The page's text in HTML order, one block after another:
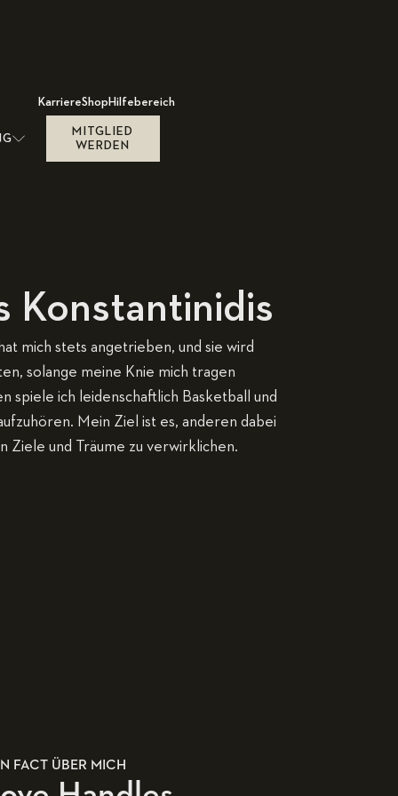
KarriereShop Hilfebereich
MITGLIED
WERDEN
Konstantinidis
mich stets angetrieben, und sie wird
solange meine Knie mich tragen
spiele ich leidenschaftlich Basketball und
Mein Ziel ist es, anderen dabei
Ziele und Träume zu verwirklichen.
FACT ÜBER MICH